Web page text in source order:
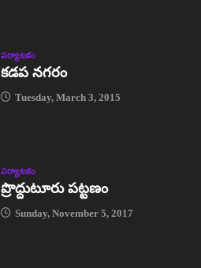
పర్యాటకం
కడప నగరం
Tuesday, March 3, 2015
పర్యాటకం
ప్రొద్దుటూరు పట్టణం
Sunday, November 5, 2017